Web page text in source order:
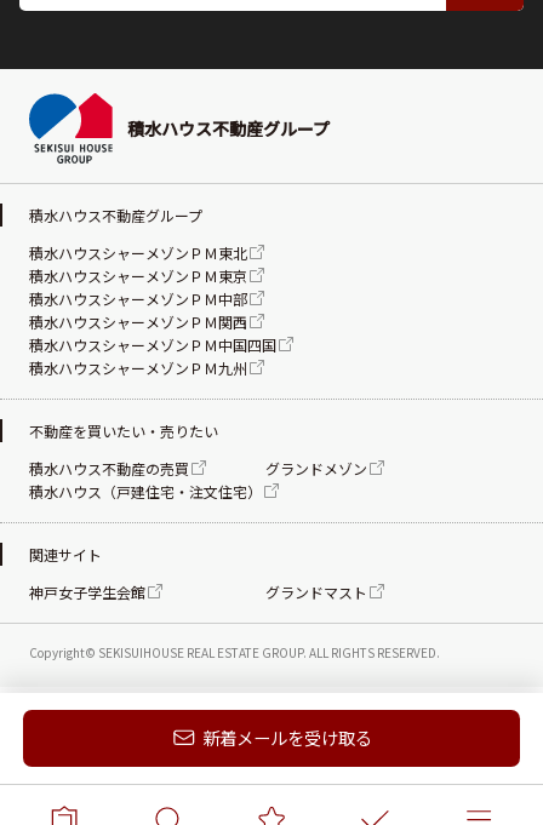
新着メールを受け取る
電話する お問い合わせ
積水ハウス不動産グループ
Copyright© SEKISUIHOUSE REAL ESTATE GROUP. ALL RIGHTS RESERVED.
積水ハウス不動産グループ
積水ハウスシャーメゾンＰＭ東北
積水ハウスシャーメゾンＰＭ東京
積水ハウスシャーメゾンＰＭ中部
積水ハウスシャーメゾンＰＭ関西
積水ハウスシャーメゾンＰＭ中国四国
積水ハウスシャーメゾンＰＭ九州
不動産を買いたい・売りたい
積水ハウス不動産の売買
グランドメゾン
積水ハウス（戸建住宅・注文住宅）
関連サイト
神戸女子学生会館
グランドマスト